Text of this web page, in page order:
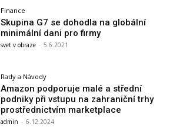
Finance
Skupina G7 se dohodla na globální
minimální dani pro firmy
svet v obraze - 5.6.2021
Rady a Návody
Amazon podporuje malé a střední
podniky při vstupu na zahraniční trhy
prostřednictvím marketplace
admin - 6.12.2024